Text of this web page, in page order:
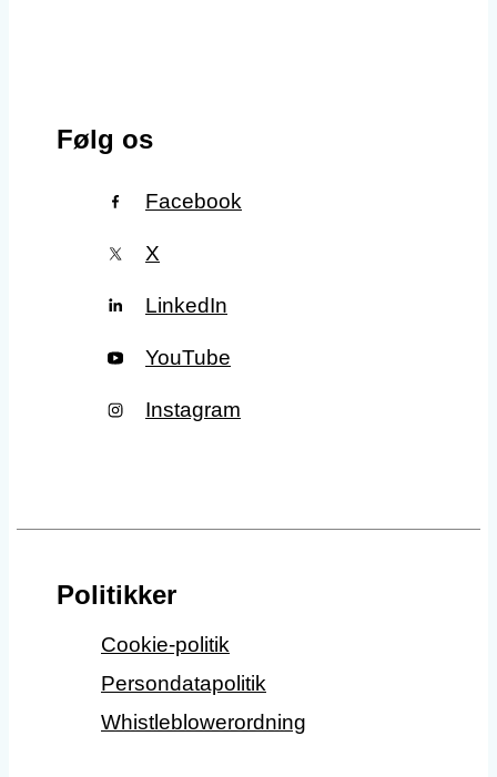
Følg os
Facebook
X
LinkedIn
YouTube
Instagram
Politikker
Cookie-politik
Persondatapolitik
Whistleblowerordning